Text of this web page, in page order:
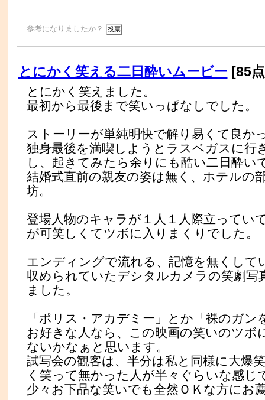
参考になりましたか？
とにかく笑える二日酔いムービー [85
とにかく笑えました。
最初から最後まで笑いっぱなしでした。
ストーリーが単純明快で解り易くて良か
独身最後を満喫しようとラスベガスに行
し、起きてみたら余りにも酷い二日酔い
結婚式直前の親友の姿は無く、ホテルの
坊。
登場人物のキャラが１人１人際立ってい
が可笑しくてツボに入りまくりでした。
エンディングで流れる、記憶を無くして
収められていたデシタルカメラの笑劇写
ました。
「ポリス・アカデミー」とか「裸のガン
お好きな人なら、この映画の笑いのツボ
ないかなぁと思います。
試写会の観客は、半分は私と同様に大爆
く笑って無かった人が半々ぐらいな感じ
少々お下品な笑いでも全然ＯＫな方にお